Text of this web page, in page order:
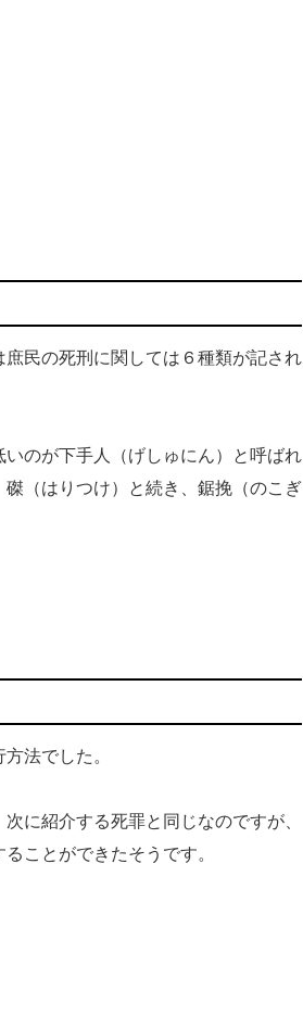
民の死刑に関しては６種類が記され
のが下手人（げしゅにん）と呼ばれ
（はりつけ）と続き、鋸挽（のこぎ
法でした。
に紹介する死罪と同じなのですが、
ことができたそうです。